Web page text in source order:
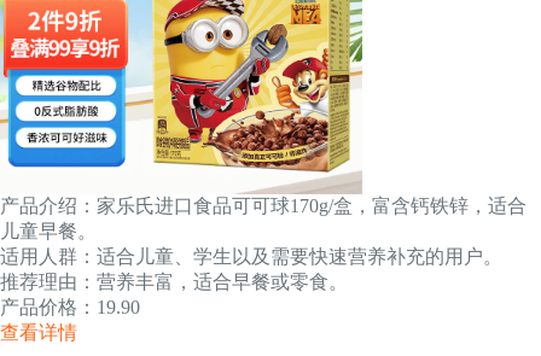
产品介绍：家乐氏进口食品可可球170g/盒，富含钙铁锌，适合
儿童早餐。
适用人群：适合儿童、学生以及需要快速营养补充的用户。
推荐理由：营养丰富，适合早餐或零食。
产品价格：19.90
查看详情